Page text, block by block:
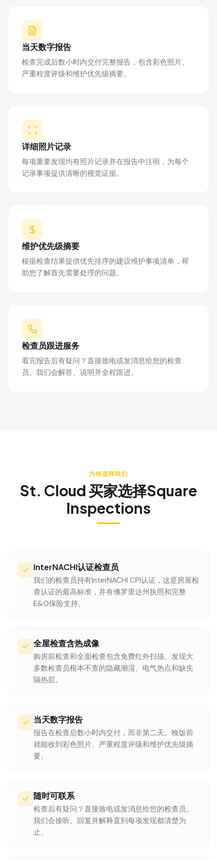
当天数字报告
检查完成后数小时内交付完整报告，包含彩色照片、
严重程度评级和维护优先级摘要。
详细照片记录
每项重要发现均有照片记录并在报告中注明，为每个
记录事项提供清晰的视觉证据。
维护优先级摘要
根据检查结果提供优先排序的建议维护事项清单，帮
助您了解首先需要处理的问题。
检查员跟进服务
看完报告后有疑问？直接致电或发消息给您的检查
员。我们会解答、说明并全程跟进。
为何选择我们
St. Cloud 买家选择Square
Inspections
InterNACHI认证检查员
我们的检查员持有InterNACHI CPI认证，这是房屋检
查认证的最高标准，并有佛罗里达州执照和完整
E&O保险支持。
全屋检查含热成像
购房前检查和全面检查包含免费红外扫描。发现大
多数检查员根本不查的隐藏潮湿、电气热点和缺失
隔热层。
当天数字报告
报告在检查后数小时内交付，而非第二天。晚饭前
就能收到彩色照片、严重程度评级和维护优先级摘
要。
随时可联系
检查后有疑问？直接致电或发消息给您的检查员。
我们会接听、回复并解释直到每项发现都清楚为
止。